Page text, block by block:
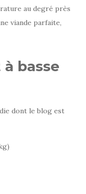
au degré près
viande parfaite,
basse
dont le blog est